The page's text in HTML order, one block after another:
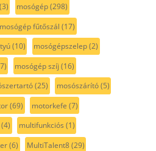
mosógép(298)
mosógép fűtőszál (17)
(10) mosógépszelep(2)
mosógép szíj (16)
(25) mosószárító(5)
(69) motorkefe (7)
(4) multifunkciós (1)
(6) MultiTalent8(29)